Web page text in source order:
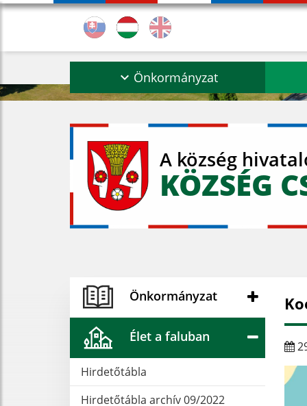
Önkormányzat
A község
KÖZSÉG
Önkormányzat
Élet a faluban
Hirdetőtábla
Hirdetőtábla archív 09/2022